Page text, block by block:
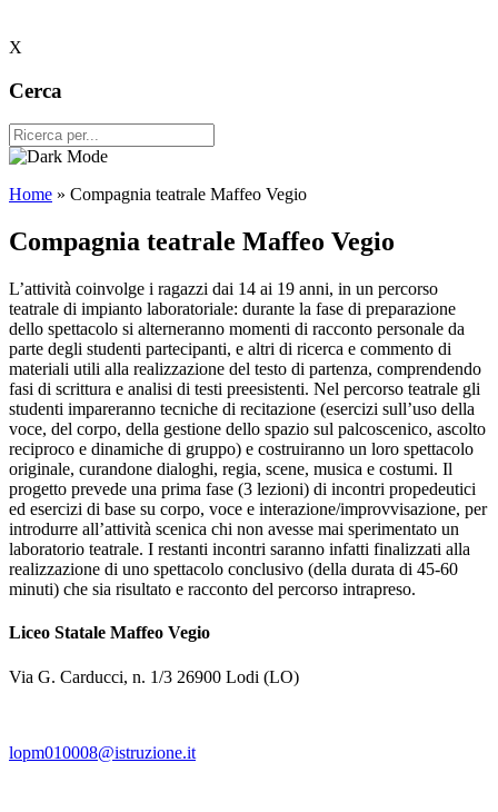
X
Cerca
Home » Compagnia teatrale Maffeo Vegio
Compagnia teatrale Maffeo Vegio
L’attività coinvolge i ragazzi dai 14 ai 19 anni, in un percorso
teatrale di impianto laboratoriale: durante la fase di preparazione
dello spettacolo si alterneranno momenti di racconto personale da
parte degli studenti partecipanti, e altri di ricerca e commento di
materiali utili alla realizzazione del testo di partenza, comprendendo
fasi di scrittura e analisi di testi preesistenti. Nel percorso teatrale gli
studenti impareranno tecniche di recitazione (esercizi sull’uso della
voce, del corpo, della gestione dello spazio sul palcoscenico, ascolto
reciproco e dinamiche di gruppo) e costruiranno un loro spettacolo
originale, curandone dialoghi, regia, scene, musica e costumi. Il
progetto prevede una prima fase (3 lezioni) di incontri propedeutici
ed esercizi di base su corpo, voce e interazione/improvvisazione, per
introdurre all’attività scenica chi non avesse mai sperimentato un
laboratorio teatrale. I restanti incontri saranno infatti finalizzati alla
realizzazione di uno spettacolo conclusivo (della durata di 45-60
minuti) che sia risultato e racconto del percorso intrapreso.
Liceo Statale Maffeo Vegio
Via G. Carducci, n. 1/3 26900 Lodi (LO)
lopm010008@istruzione.it